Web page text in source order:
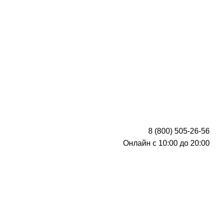
8 (800) 505-26-56
Онлайн с 10:00 до 20:00